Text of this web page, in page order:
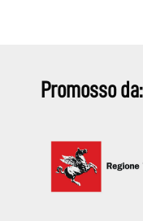
Promosso da: